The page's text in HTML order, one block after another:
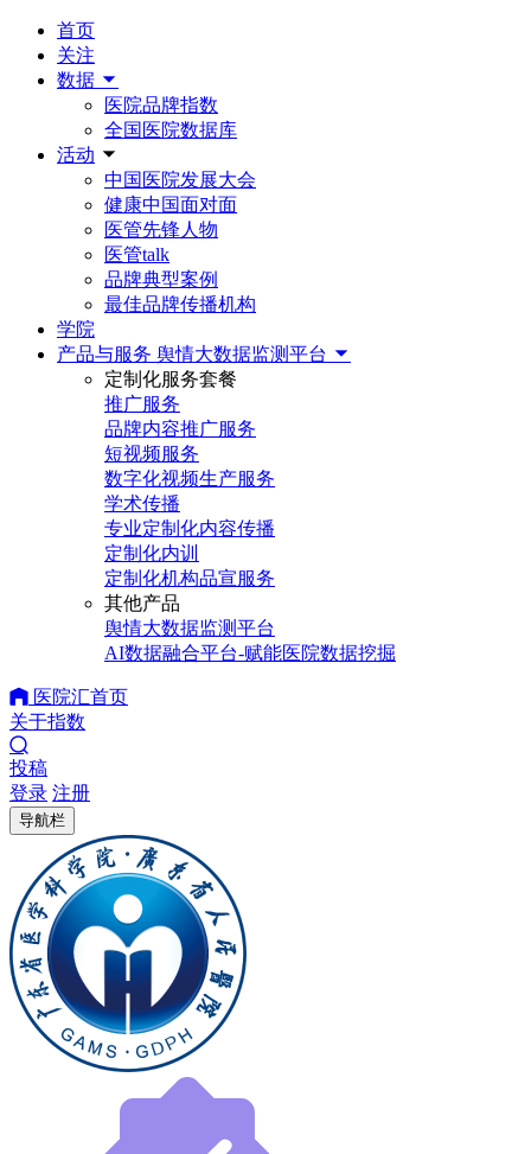
首页
关注
数据
医院品牌指数
全国医院数据库
活动
中国医院发展大会
健康中国面对面
医管先锋人物
医管talk
品牌典型案例
最佳品牌传播机构
学院
产品与服务 舆情大数据监测平台
定制化服务套餐
推广服务
品牌内容推广服务
短视频服务
数字化视频生产服务
学术传播
专业定制化内容传播
定制化内训
定制化机构品宣服务
其他产品
舆情大数据监测平台
AI数据融合平台-赋能医院数据挖掘
医院汇首页
关于指数
投稿
登录 注册
导航栏